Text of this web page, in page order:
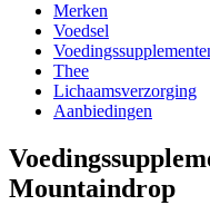
Merken
Voedsel
Thee
Lichaamsverzorging
Aanbiedingen
Mountaindrop